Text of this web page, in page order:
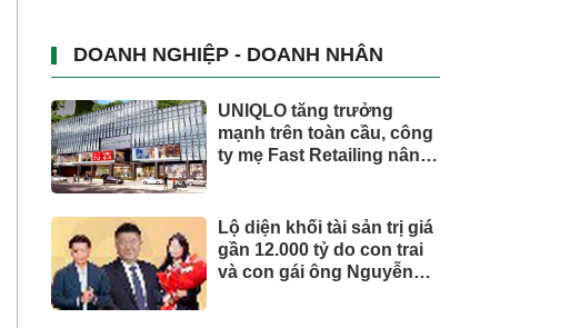
DOANH NGHIỆP - DOANH NHÂN
UNIQLO tăng trưởng
mạnh trên toàn cầu, công
ty mẹ Fast Retailing nâng
Lộ diện khối tài sản trị giá
gần 12.000 tỷ do con trai
và con gái ông Nguyễn